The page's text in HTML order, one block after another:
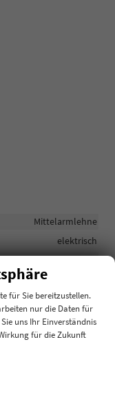
Mittelarmlehne
elektrisch
Klimaanlage manuell
mit
für Sie bereitzustellen.
nur die Daten für
uns Ihr Einverständnis
für die Zukunft